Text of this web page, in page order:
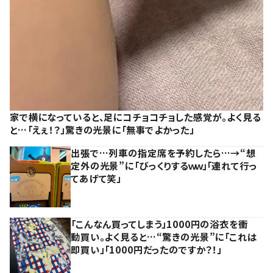
家で横になっていると、足にコチョコチョした感覚が。よく見る
と…「えぇ！？」驚きの光景に「無事でよかった」
出張で…列車の指定席を予約したら…→“想
定外の光景”に「びっくりするｗｗ」「連れて行っ
てあげて笑」
「こんなん買ってしまう」1000円の浴衣を衝
動買い。よく見ると…“驚きの光景”に「これは
即買い」「1000円だったのですか？！」